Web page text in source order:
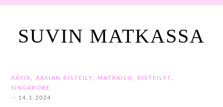
SUVIN MATKASSA
AASIA ,AASIAN RISTEILY MATKAILU RISTEILYT
SINGAPORE
· 14.1.2024